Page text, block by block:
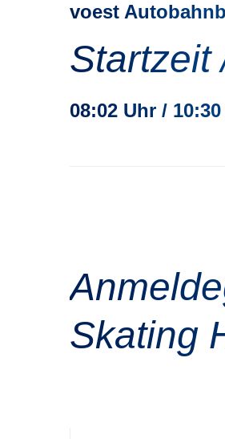
voest
Startzeit
08:02 Uhr /
Skating